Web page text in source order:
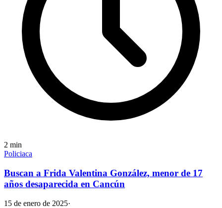
2 min
Policiaca
Buscan a Frida Valentina González, menor de 17
años desaparecida en Cancún
15 de enero de 2025·